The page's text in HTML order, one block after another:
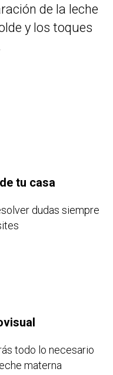
de la leche
y los toques
tu casa
dudas siempre
todo lo necesario
materna